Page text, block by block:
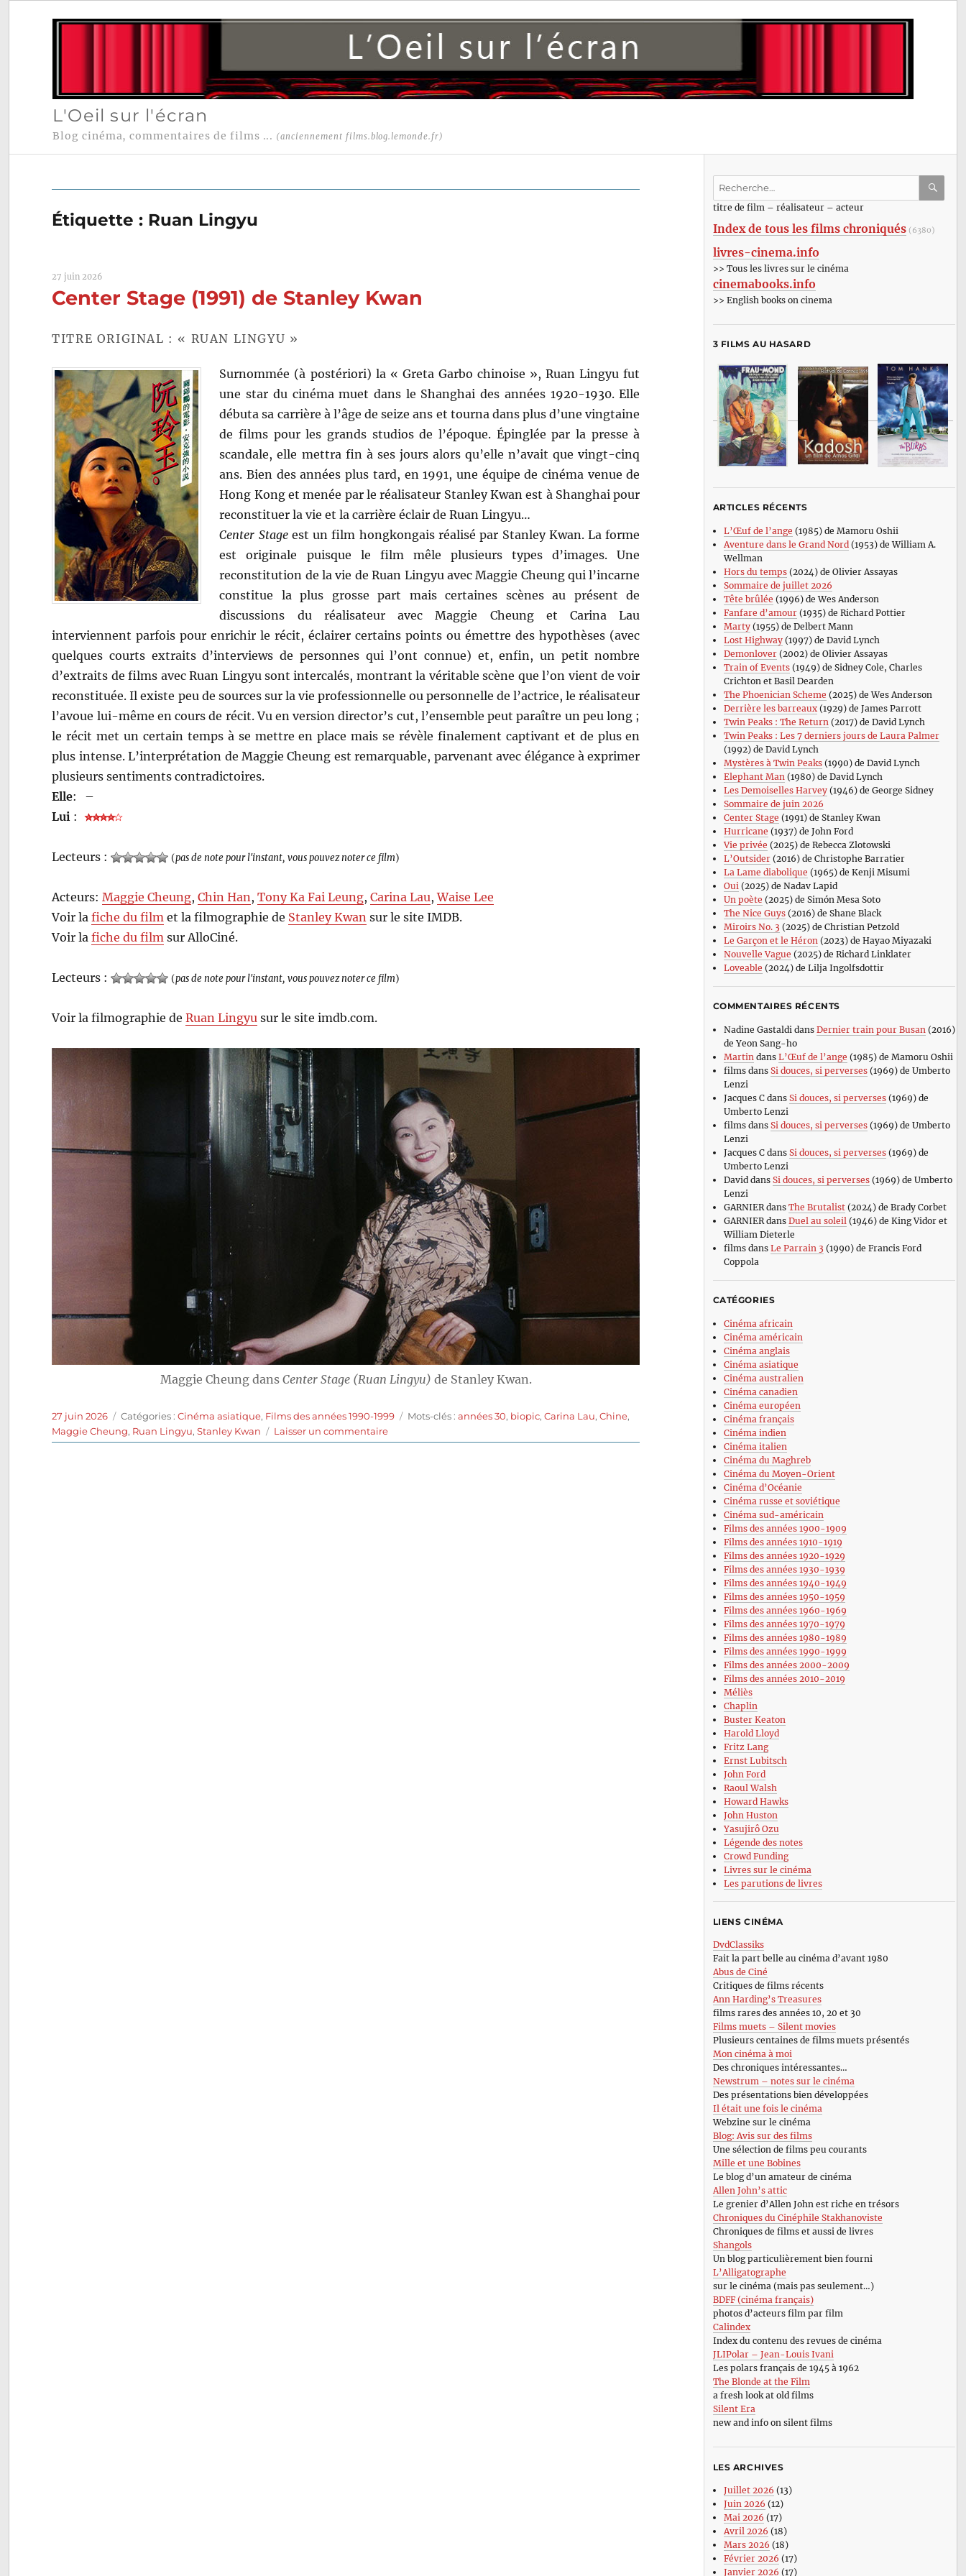
L'Oeil sur l'écran
Blog cinéma, commentaires de films ... (anciennement films.blog.lemonde.fr)
Étiquette : Ruan Lingyu
27 juin 2026
Center Stage (1991) de Stanley Kwan
TITRE ORIGINAL : « RUAN LINGYU »
Surnommée (à postériori) la « Greta Garbo chinoise », Ruan Lingyu fut
une star du cinéma muet dans le Shanghai des années 1920-1930. Elle
débuta sa carrière à l’âge de seize ans et tourna dans plus d’une vingtaine
de films pour les grands studios de l’époque. Épinglée par la presse à
scandale, elle mettra fin à ses jours alors qu’elle n’avait que vingt-cinq
ans. Bien des années plus tard, en 1991, une équipe de cinéma venue de
Hong Kong et menée par le réalisateur Stanley Kwan est à Shanghai pour
reconstituer la vie et la carrière éclair de Ruan Lingyu…
Center Stageest un film hongkongais réalisé par Stanley Kwan. La forme
est originale puisque le film mêle plusieurs types d’images. Une
reconstitution de la vie de Ruan Lingyu avec Maggie Cheung qui l’incarne
constitue la plus grosse part mais certaines scènes au présent de
discussions du réalisateur avec Maggie Cheung et Carina Lau
interviennent parfois pour enrichir le récit, éclairer certains points ou émettre des hypothèses (avec
quelques courts extraits d’interviews de personnes qui l’ont connue) et, enfin, un petit nombre
d’extraits de films avec Ruan Lingyu sont intercalés, montrant la véritable scène que l’on vient de voir
reconstituée. Il existe peu de sources sur la vie professionnelle ou personnelle de l’actrice, le réalisateur
l’avoue lui-même en cours de récit. Vu en version director’s cut, l’ensemble peut paraître un peu long ;
le récit met un certain temps à se mettre en place mais se révèle finalement captivant et de plus en
plus intense. L’interprétation de Maggie Cheung est remarquable, parvenant avec élégance à exprimer
plusieurs sentiments contradictoires.
Elle:
–
Lui :
Lecteurs : (pas de note pour l'instant, vous pouvez noter ce film)
Acteurs:Maggie Cheung,Chin Han ,Tony Ka Fai Leung,Carina Lau,Waise Lee
Voir lafiche du film et la filmographie de Stanley Kwan sur le site IMDB.
Voir lafiche du film sur AlloCiné.
Lecteurs : (pas de note pour l'instant, vous pouvez noter ce film)
Voir la filmographie deRuan Lingyu sur le site imdb.com.
Maggie Cheung dans Center Stage (Ruan Lingyu) de Stanley Kwan.
Publié
le
27 juin 2026 Catégories
Catégories :Cinéma asiatique, Films des années 1990-1999 Étiquettes
Mots-clés :années 30, biopic,Carina Lau,Chine,
Maggie Cheung, Ruan Lingyu,Stanley Kwan Laisser un commentairesur
Center
Recherche
:titre de film – réalisateur – acteur
Index de tous les films chroniqués (6380)
livres-cinema.info
>> Tous les livres sur le cinéma
cinemabooks.info
>> English books on cinema
3 FILMS AU HASARD
ARTICLES RÉCENTS
L’Œuf de l’ange (1985) de Mamoru Oshii
Aventure dans le Grand Nord(1953) de William A.
Wellman
Hors du temps(2024) de Olivier Assayas
Sommaire de juillet 2026
Tête brûlée (1996) de Wes Anderson
Fanfare d’amour(1935) de Richard Pottier
Marty(1955) de Delbert Mann
Lost Highway(1997) de David Lynch
Demonlover(2002) de Olivier Assayas
Train of Events(1949) de Sidney Cole, Charles
Crichton et Basil Dearden
The Phoenician Scheme (2025) de Wes Anderson
Derrière les barreaux(1929) de James Parrott
Twin Peaks : The Return(2017) de David Lynch
Twin Peaks : Les 7 derniers jours de Laura Palmer
(1992) de David Lynch
Mystères à Twin Peaks(1990) de David Lynch
Elephant Man(1980) de David Lynch
Les Demoiselles Harvey(1946) de George Sidney
Sommaire de juin 2026
Center Stage (1991) de Stanley Kwan
Hurricane (1937) de John Ford
Vie privée (2025) de Rebecca Zlotowski
L’Outsider(2016) de Christophe Barratier
La Lame diabolique (1965) de Kenji Misumi
Oui(2025) de Nadav Lapid
Un poète (2025) de Simón Mesa Soto
The Nice Guys(2016) de Shane Black
Miroirs No. 3 (2025) de Christian Petzold
Le Garçon et le Héron(2023) de Hayao Miyazaki
Nouvelle Vague (2025) de Richard Linklater
Loveable (2024) de Lilja Ingolfsdottir
COMMENTAIRES RÉCENTS
Nadine Gastaldi dans Dernier train pour Busan (2016)
de Yeon Sang-ho
Martin dans L’Œuf de l’ange (1985) de Mamoru Oshii
filmsdans Si douces, si perverses(1969) de Umberto
Lenzi
Jacques Cdans Si douces, si perverses(1969) de
Umberto Lenzi
filmsdans Si douces, si perverses(1969) de Umberto
Lenzi
Jacques Cdans Si douces, si perverses(1969) de
Umberto Lenzi
David dans Si douces, si perverses(1969) de Umberto
Lenzi
GARNIERdans The Brutalist(2024) de Brady Corbet
GARNIERdans Duel au soleil (1946) de King Vidor et
William Dieterle
filmsdans Le Parrain 3 (1990) de Francis Ford
Coppola
CATÉGORIES
Cinéma africain
Cinéma américain
Cinéma anglais
Cinéma asiatique
Cinéma australien
Cinéma canadien
Cinéma européen
Cinéma français
Cinéma indien
Cinéma italien
Cinéma du Maghreb
Cinéma du Moyen-Orient
Cinéma d’Océanie
Cinéma russe et soviétique
Cinéma sud-américain
Films des années 1900-1909
Films des années 1910-1919
Films des années 1920-1929
Films des années 1930-1939
Films des années 1940-1949
Films des années 1950-1959
Films des années 1960-1969
Films des années 1970-1979
Films des années 1980-1989
Films des années 1990-1999
Films des années 2000-2009
Films des années 2010-2019
Méliès
Chaplin
Buster Keaton
Harold Lloyd
Fritz Lang
Ernst Lubitsch
John Ford
Raoul Walsh
Howard Hawks
John Huston
Yasujirô Ozu
Légende des notes
Crowd Funding
Livres sur le cinéma
Les parutions de livres
LIENS CINÉMA
DvdClassiks
Fait la part belle au cinéma d’avant 1980
Abus de Ciné
Critiques de films récents
Ann Harding’s Treasures
films rares des années 10, 20 et 30
Films muets – Silent movies
Plusieurs centaines de films muets présentés
Mon cinéma à moi
Des chroniques intéressantes…
Newstrum – notes sur le cinéma
Des présentations bien développées
Il était une fois le cinéma
Webzine sur le cinéma
Blog: Avis sur des films
Une sélection de films peu courants
Mille et une Bobines
Le blog d’un amateur de cinéma
Allen John’s attic
Le grenier d’Allen John est riche en trésors
Chroniques du Cinéphile Stakhanoviste
Chroniques de films et aussi de livres
Shangols
Un blog particulièrement bien fourni
L’Alligatographe
sur le cinéma (mais pas seulement…)
BDFF (cinéma français)
photos d’acteurs film par film
Calindex
Index du contenu des revues de cinéma
JLIPolar – Jean-Louis Ivani
Les polars français de 1945 à 1962
The Blonde at the Film
a fresh look at old films
Silent Era
new and info on silent films
LES ARCHIVES
Juillet 2026 (13)
Juin 2026 (12)
Mai 2026 (17)
Avril 2026 (18)
Mars 2026 (18)
Février 2026 (17)
Janvier 2026 (17)